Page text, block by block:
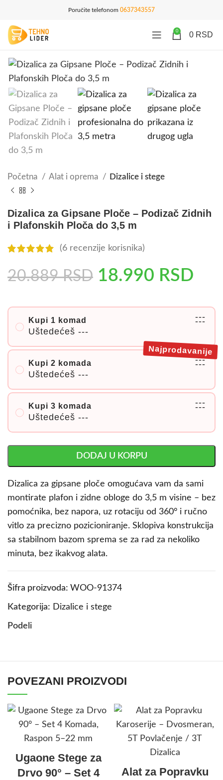
Poručite telefonom 0637343557
0 0 RSD
Početna Alat i oprema Dizalice i stege
Dizalica za Gipsane Ploče – Podizač Zidnih
i Plafonskih Ploča do 3,5 m
(6 recenzije korisnika)
20.889RSD 18.990 RSD
Kupi 1 komad
Uštedećeš ---
---
---
Kupi 2 komada
Uštedećeš ---
---
---
Najprodavanije
Kupi 3 komada
Uštedećeš ---
---
---
DODAJ U KORPU
Dizalica za gipsane ploče omogućava vam da sami
montirate plafon i zidne obloge do 3,5 m visine – bez
pomoćnika, bez napora, uz rotaciju od 360° i ručno
vitlo za precizno pozicioniranje. Sklopiva konstrukcija
sa stabilnom bazom sprema se za rad za nekoliko
minuta, bez ikakvog alata.
Šifra proizvoda: WOO-91374
Kategorija: Dizalice i stege
Podeli
POVEZANI PROIZVODI
Ugaone Stege za
Drvo 90° – Set 4
Alat za Popravku